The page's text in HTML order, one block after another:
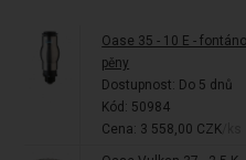
Oase 35 - 10 E -
pěny
Dostupnost: Do 5 dnů
Kód: 50984
Cena: 3 558,00 CZK